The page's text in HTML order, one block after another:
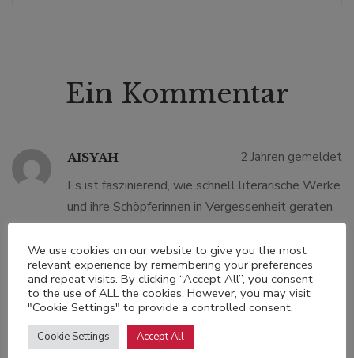
Ein Kommentar
AISYAH 2 Jahren gemeldet
Es ist faszinierend, wie schnell literarische Werke
und ihre Schöpferinnen in Vergessenheit geraten
können, trotz brillanter Prosa.Telkom University
Jakarta
Antwort
We use cookies on our website to give you the most
relevant experience by remembering your preferences
and repeat visits. By clicking “Accept All”, you consent
to the use of ALL the cookies. However, you may visit
"Cookie Settings" to provide a controlled consent.
Cookie Settings Accept All